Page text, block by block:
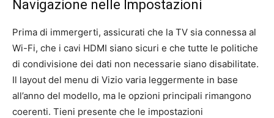
Navigazione nelle Impostazioni
Prima di immergerti, assicurati che la TV sia connessa al
Wi-Fi, che i cavi HDMI siano sicuri e che tutte le politiche
di condivisione dei dati non necessarie siano disabilitate.
Il layout del menu di Vizio varia leggermente in base
all’anno del modello, ma le opzioni principali rimangono
coerenti. Tieni presente che le impostazioni